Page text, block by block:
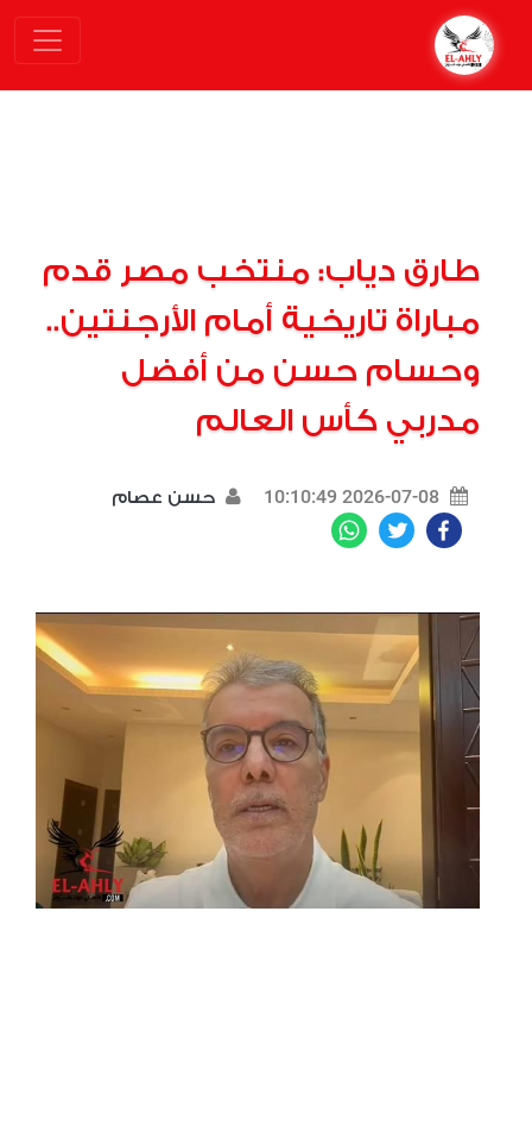
طارق دياب: منتخب مصر قدم
مباراة تاريخية أمام الأرجنتين..
وحسام حسن من أفضل
مدربي كأس العالم
2026-07-08 10:10:49 حسن عصام
Facebook
Twitter